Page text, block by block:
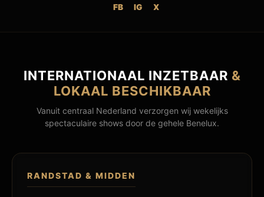
FB IG X
INTERNATIONAAL INZETBAAR &
LOKAAL BESCHIKBAAR
Vanuit centraal Nederland verzorgen wij wekelijks
spectaculaire shows door de gehele Benelux.
RANDSTAD & MIDDEN